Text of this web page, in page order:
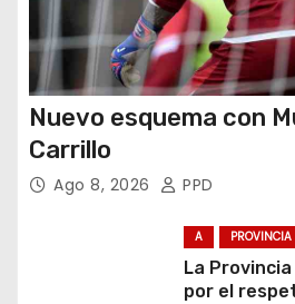
Nuevo esquema con
Carrillo
Ago 8, 2026 PPD
A PROVINCIA
La
por el